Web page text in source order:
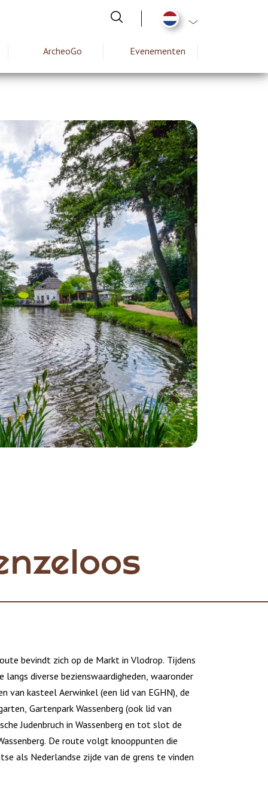
Aanvullende
ArcheoGo
Evenementen
bevindt zich op de Markt in Vlodrop. Tijdens
langs diverse bezienswaardigheden, waaronder
van kasteel Aerwinkel (een lid van EGHN), de
Gartenpark Wassenberg (ook lid van
Judenbruch in Wassenberg en tot slot de
De route volgt knooppunten die
als Nederlandse zijde van de grens te vinden